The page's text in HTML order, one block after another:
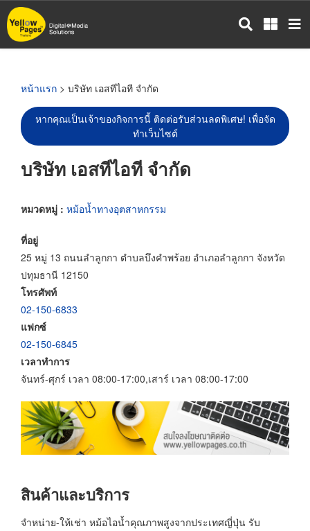
ข้าม
ไป
หน้าแรก > บริษัท เอสทีไอที จำกัด
หากคุณเป็นเจ้าของกิจการนี้ ติดต่อรับส่วนลดพิเศษ! เพื่อจัด
ทำเว็บไซต์
บริษัท เอสทีไอที จำกัด
หมวดหมู่ : หม้อน้ำทางอุตสาหกรรม
ที่อยู่
25 หมู่ 13 ถนนลำลูกกา ตำบลบึงคำพร้อย อำเภอลำลูกกา จังหวัด
ปทุมธานี 12150
โทรศัพท์
02-150-6833
แฟกซ์
02-150-6845
เวลาทำการ
จันทร์-ศุกร์ เวลา 08:00-17:00,เสาร์ เวลา 08:00-17:00
สินค้าและบริการ
จำหน่าย-ให้เช่า หม้อไอน้ำคุณภาพสูงจากประเทศญี่ปุ่น รับ